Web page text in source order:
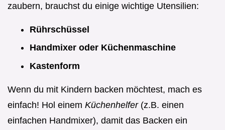
zaubern, brauchst du einige wichtige Utensilien:
Rührschüssel
Handmixer oder Küchenmaschine
Kastenform
Wenn du mit Kindern backen möchtest, mach es
einfach! Hol einem Küchenhelfer (z.B. einen
einfachen Handmixer), damit das Backen ein